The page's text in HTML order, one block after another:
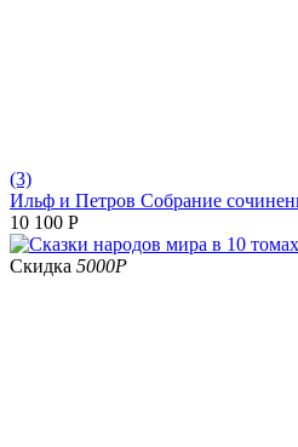
(3)
Ильф и Петров Собрание
10 100 Р
Скидка 5000Р